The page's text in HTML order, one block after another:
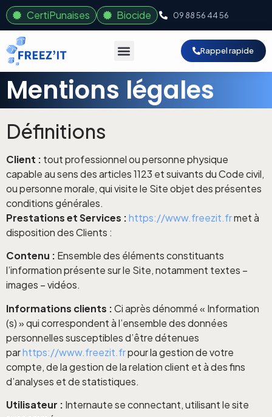
CertiPunaises Biocide 09 88 56 44 56
Rappel rapide
Mentions légales
Définitions
Client : tout professionnel ou personne physique
capable au sens des articles 1123 et suivants du Code civil,
ou personne morale, qui visite le Site objet des présentes
conditions générales.
Prestations et Services :https://www.freezit.frmet à
disposition des Clients :
Contenu : Ensemble des éléments constituants
l’information présente sur le Site, notamment textes –
images – vidéos.
Informations clients :Ci après dénommé « Information
(s) » qui correspondent à l’ensemble des données
personnelles susceptibles d’être détenues
parhttps://www.freezit.frpour la gestion de votre
compte, de la gestion de la relation client et à des fins
d’analyses et de statistiques.
Utilisateur : Internaute se connectant, utilisant le site